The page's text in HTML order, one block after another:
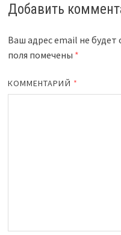
Добавить
Ваш адрес email не будет
поля помечены *
КОММЕНТАРИЙ *